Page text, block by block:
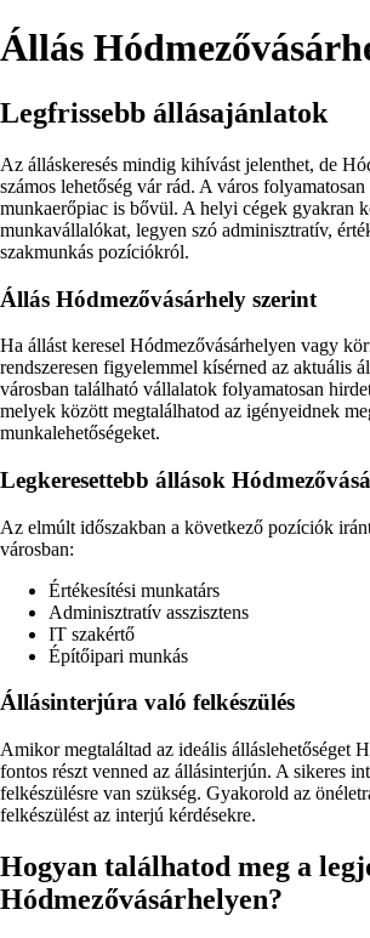
Állás
Legfrissebb állásajánlatok
Az álláskeresés mindig kihívást jelenthet, de
számos lehetőség vár rád. A város
munkaerőpiac is bővül. A helyi cégek gyakran
munkavállalókat, legyen szó adminisztratív,
szakmunkás pozíciókról.
Állás Hódmezővásárhely szerint
Ha állást keresel Hódmezővásárhelyen vagy
rendszeresen figyelemmel kísérned az aktuális
városban található vállalatok folyamatosan
melyek között megtalálhatod az igényeidnek
munkalehetőségeket.
Legkeresettebb állások
Az elmúlt időszakban a következő pozíciók
városban:
Értékesítési munkatárs
Adminisztratív asszisztens
IT szakértő
Építőipari munkás
Állásinterjúra való felkészülés
Amikor megtaláltad az ideális álláslehetőséget
fontos részt venned az állásinterjún. A sikeres
felkészülésre van szükség. Gyakorold az
felkészülést az interjú kérdésekre.
Hogyan találhatod meg a
Hódmezővásárhelyen?